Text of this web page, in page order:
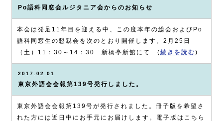
Po語科同窓会ルジタニア会からのお知らせ
本会は発足11年目を迎える中、この度本年の総会およびPo
語科同窓生の懇親会を次のとおり開催します。2月25日
（土）11：30～14：30 新橋亭新館にて (続きを読む)
2017.02.01
東京外語会会報第139号発行しました。
東京外語会会報第139号が発行されました。冊子版を希望さ
れた方には近日中にお手元にお届けします。電子版はこちら